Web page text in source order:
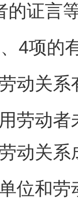
证言
项的有
关系
动者
动关系
和劳